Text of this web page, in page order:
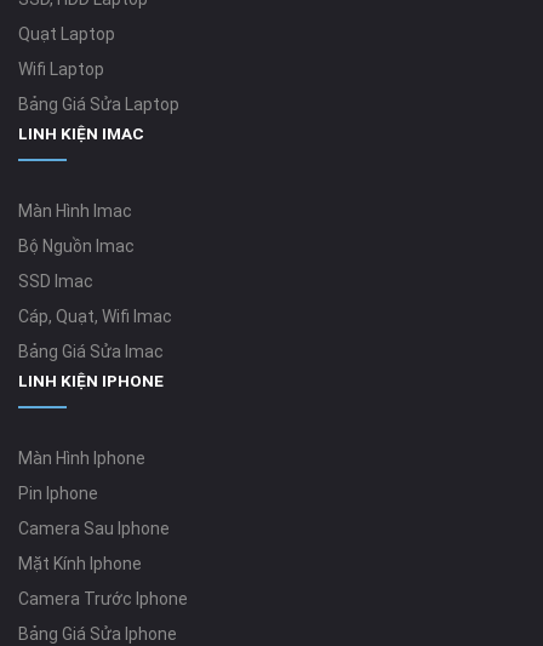
Quạt Laptop
Wifi Laptop
Bảng Giá Sửa Laptop
LINH KIỆN IMAC
Màn Hình Imac
Bộ Nguồn Imac
SSD Imac
Cáp, Quạt, Wifi Imac
Bảng Giá Sửa Imac
LINH KIỆN IPHONE
Màn Hình Iphone
Pin Iphone
Camera Sau Iphone
Mặt Kính Iphone
Camera Trước Iphone
Bảng Giá Sửa Iphone